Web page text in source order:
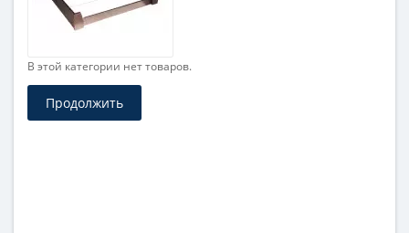
В этой категории нет товаров.
Продолжить